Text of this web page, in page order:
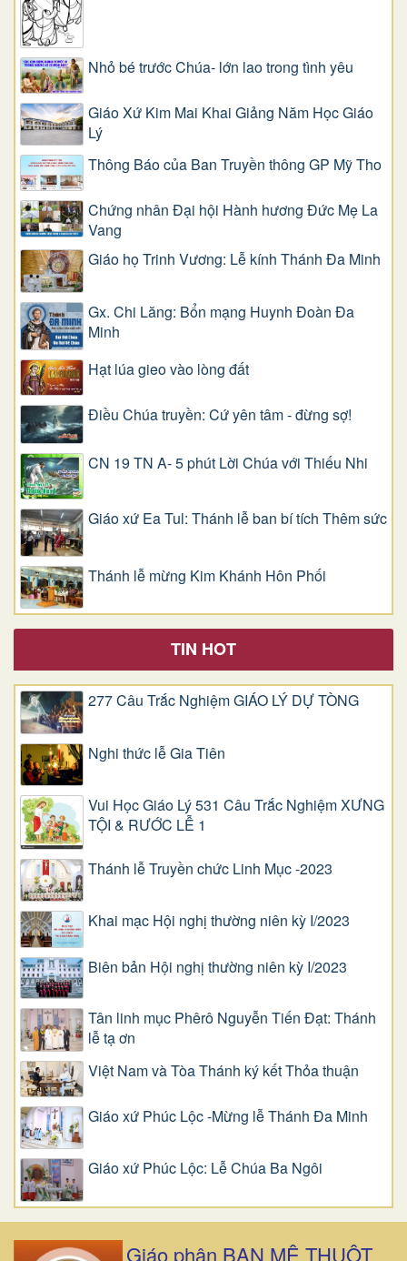
Nhỏ bé trước Chúa- lớn lao trong tình yêu
Giáo Xứ Kim Mai Khai Giảng Năm Học Giáo
Lý
Thông Báo của Ban Truyền thông GP Mỹ Tho
Chứng nhân Đại hội Hành hương Đức Mẹ La
Vang
Giáo họ Trinh Vương: Lễ kính Thánh Đa Minh
Gx. Chi Lăng: Bổn mạng Huynh Đoàn Đa
Minh
Hạt lúa gieo vào lòng đất
Điều Chúa truyền: Cứ yên tâm - đừng sợ!
CN 19 TN A- 5 phút Lời Chúa với Thiếu Nhi
Giáo xứ Ea Tul: Thánh lễ ban bí tích Thêm sức
Thánh lễ mừng Kim Khánh Hôn Phối
TIN HOT
277 Câu Trắc Nghiệm GIÁO LÝ DỰ TÒNG
Nghi thức lễ Gia Tiên
Vui Học Giáo Lý 531 Câu Trắc Nghiệm XƯNG
TỘI & RƯỚC LỄ 1
Thánh lễ Truyền chức Linh Mục -2023
Khai mạc Hội nghị thường niên kỳ I/2023
Biên bản Hội nghị thường niên kỳ I/2023
Tân linh mục Phêrô Nguyễn Tiến Đạt: Thánh
lễ tạ ơn
Việt Nam và Tòa Thánh ký kết Thỏa thuận
Giáo xứ Phúc Lộc -Mừng lễ Thánh Đa Minh
Giáo xứ Phúc Lộc: Lễ Chúa Ba Ngôi
Giáo phận BAN MÊ THUỘT